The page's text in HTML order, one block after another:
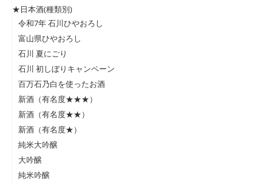
★日本酒(種類別)
令和7年 石川ひやおろし
富山県ひやおろし
石川 夏にごり
石川 初しぼりキャンペーン
百万石乃白を使ったお酒
新酒（有名度★★★）
新酒（有名度★★）
新酒（有名度★）
純米大吟醸
大吟醸
純米吟醸